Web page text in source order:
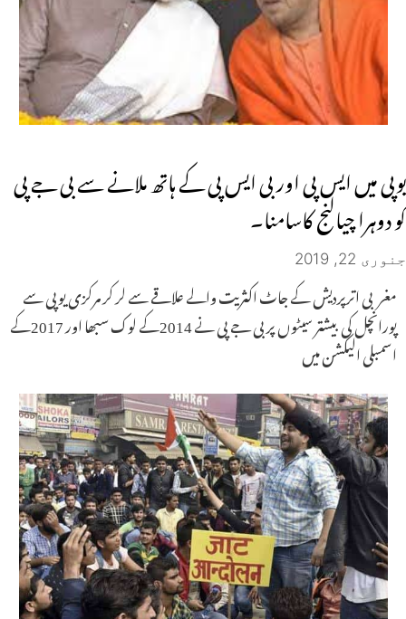
یوپی میں ایس پی اور بی ایس پی کے ہاتھ ملانے سے بی جے پی
کو دوہرا چیالنج کاسامنا۔
جنوری 22, 2019
مغربی اترپردیش کے جاٹ اکثریت والے علاقے سے لر کر مرکزی یوپی سے
پورانچل کی بیشتر سیٹوں پر بی جے پی نے 2014کے لوک سبھا اور 2017کے
اسمبلی الیکشن میں